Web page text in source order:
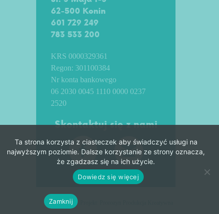
62-500 Konin
601 729 249
783 533 200
KRS 0000329361
Regon: 301100384
Nr konta bankowego
06 2030 0045 1110 0000 0237
2520
Skontaktuj się z nami
Ta strona korzysta z ciasteczek aby świadczyć usługi na
najwyższym poziomie. Dalsze korzystanie ze strony oznacza,
że zgadzasz się na ich użycie.
Zamknij
Dowiedz się więcej